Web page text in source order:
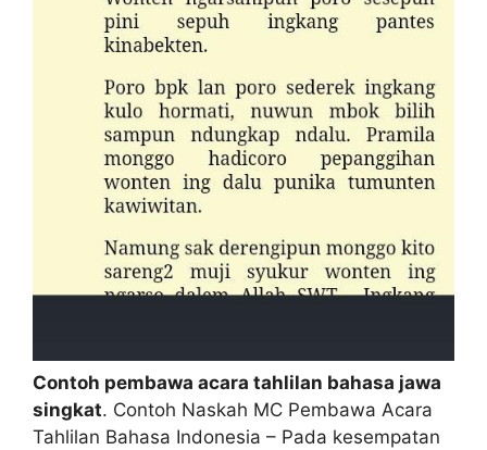
Contoh pembawa acara tahlilan bahasa jawa
singkat. Contoh Naskah MC Pembawa Acara
Tahlilan Bahasa Indonesia – Pada kesempatan